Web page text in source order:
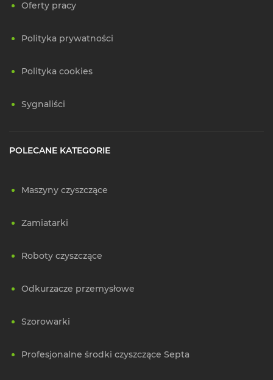
Oferty pracy
Polityka prywatności
Polityka cookies
Sygnaliści
POLECANE KATEGORIE
Maszyny czyszczące
Zamiatarki
Roboty czyszczące
Odkurzacze przemysłowe
Szorowarki
Profesjonalne środki czyszczące Septa